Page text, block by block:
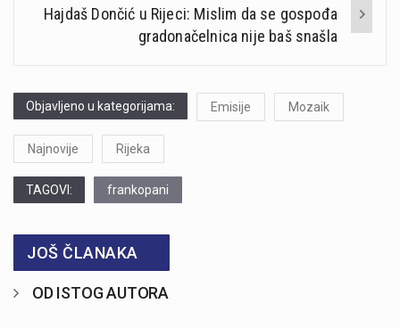
Hajdaš Dončić u Rijeci: Mislim da se gospođa
gradonačelnica nije baš snašla
Objavljeno u kategorijama: Emisije Mozaik
Najnovije Rijeka
TAGOVI: frankopani
JOŠ ČLANAKA
OD ISTOG AUTORA